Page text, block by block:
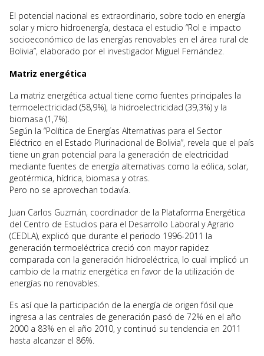
El potencial nacional es extraordinario, sobre todo en energía
solar y micro hidroenergía, destaca el estudio “Rol e impacto
socioeconómico de las energías renovables en el área rural de
Bolivia”, elaborado por el investigador Miguel Fernández.
Matriz energética
La matriz energética actual tiene como fuentes principales la
termoelectricidad (58,9%), la hidroelectricidad (39,3%) y la
biomasa (1,7%).
Según la “Política de Energías Alternativas para el Sector
Eléctrico en el Estado Plurinacional de Bolivia”, revela que el país
tiene un gran potencial para la generación de electricidad
mediante fuentes de energía alternativas como la eólica, solar,
geotérmica, hídrica, biomasa y otras.
Pero no se aprovechan todavía.
Juan Carlos Guzmán, coordinador de la Plataforma Energética
del Centro de Estudios para el Desarrollo Laboral y Agrario
(CEDLA), explicó que durante el periodo 1996-2011 la
generación termoeléctrica creció con mayor rapidez
comparada con la generación hidroeléctrica, lo cual implicó un
cambio de la matriz energética en favor de la utilización de
energías no renovables.
Es así que la participación de la energía de origen fósil que
ingresa a las centrales de generación pasó de 72% en el año
2000 a 83% en el año 2010, y continuó su tendencia en 2011
hasta alcanzar el 86%.